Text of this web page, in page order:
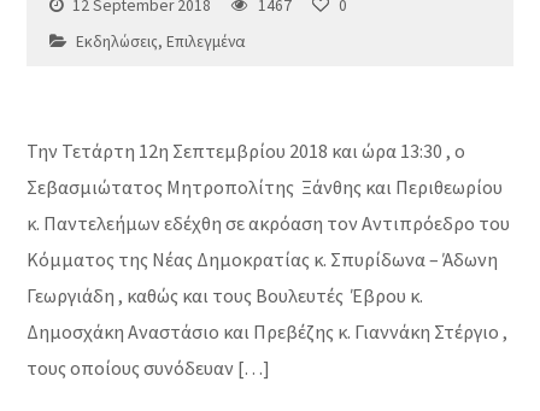
12 September 2018 1467
0
Εκδηλώσεις,Επιλεγμένα
Την Τετάρτη 12η Σεπτεμβρίου 2018 και ώρα 13:30 , ο
Σεβασμιώτατος Μητροπολίτης Ξάνθης και Περιθεωρίου
κ. Παντελεήμων εδέχθη σε ακρόαση τον Αντιπρόεδρο του
Κόμματος της Νέας Δημοκρατίας κ. Σπυρίδωνα – Άδωνη
Γεωργιάδη , καθώς και τους Βουλευτές Έβρου κ.
Δημοσχάκη Αναστάσιο και Πρεβέζης κ. Γιαννάκη Στέργιο ,
τους οποίους συνόδευαν […]